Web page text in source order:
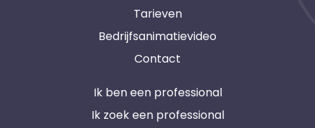
Tarieven
Bedrijfsanimatievideo
Contact
Ik ben een professional
Ik zoek een professional